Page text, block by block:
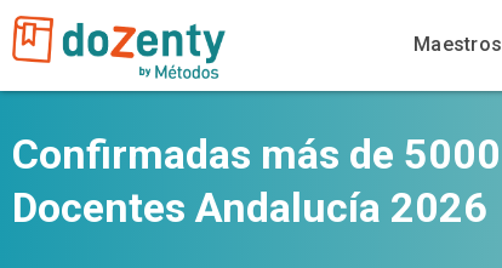
al
contenido
Maestros
Confirmadas más de
Docentes Andalucía 2026